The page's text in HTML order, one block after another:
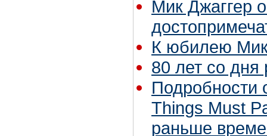
Мик Джаггер
К юбилею
80 лет со
Подробности
Things Must
раньше